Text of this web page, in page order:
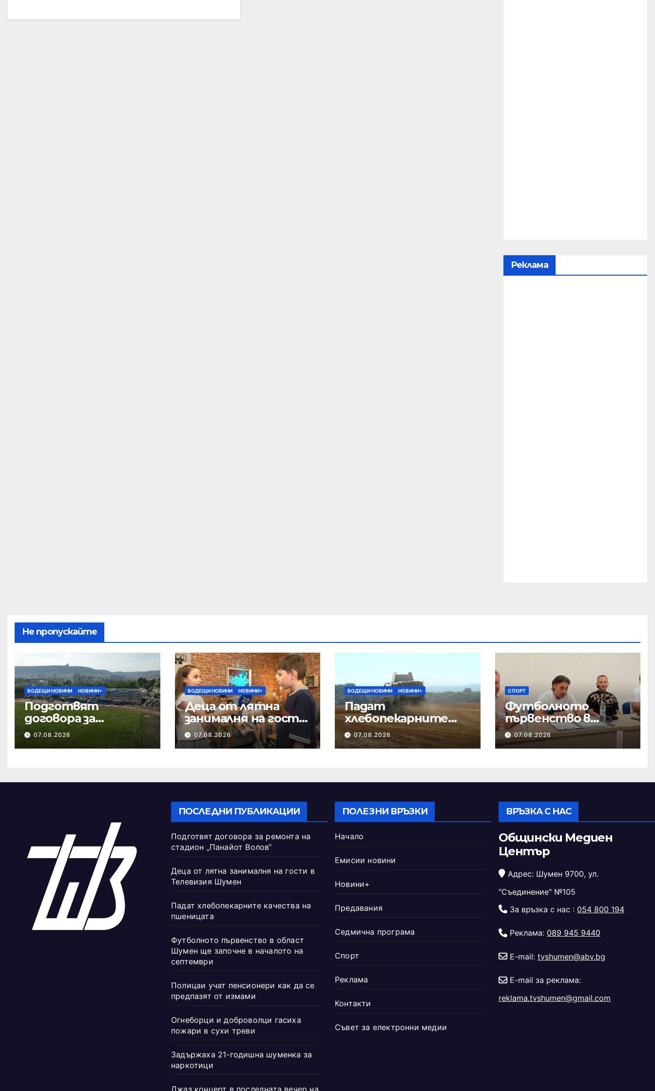
Реклама
Не пропускайте
ВОДЕЩИ НОВИНИ НОВИНИ+
Подготвят
договора за
ремонта на
стадион „Панайот
07.08.2026
ВОДЕЩИ НОВИНИ НОВИНИ+
Деца от лятна
занималня на гости
в Телевизия Шумен
07.08.2026
ВОДЕЩИ НОВИНИ НОВИНИ+
Падат
хлебопекарните
качества на
пшеницата
07.08.2026
СПОРТ
Футболното
първенство в
област Шумен ще
започне в началото
07.08.2026
ПОСЛЕДНИ ПУБЛИКАЦИИ
Подготвят договора за ремонта на
стадион „Панайот Волов“
Деца от лятна занималня на гости в
Телевизия Шумен
Падат хлебопекарните качества на
пшеницата
Футболното първенство в област
Шумен ще започне в началото на
септември
Полицаи учат пенсионери как да се
предпазят от измами
Огнеборци и доброволци гасиха
пожари в сухи треви
Задържаха 21-годишна шуменка за
наркотици
ПОЛЕЗНИ ВРЪЗКИ
Начало
Емисии новини
Новини+
Предавания
Седмична програма
Спорт
Реклама
Контакти
Съвет за електронни медии
ВРЪЗКА С НАС
Общински Медиен
Център
Адрес: Шумен 9700, ул.
"Съединение" №105
За връзка с нас : 054 800 194
Реклама: 089 945 9440
E-mail: tvshumen@abv.bg
E-mail за реклама:
reklama.tvshumen@gmail.com